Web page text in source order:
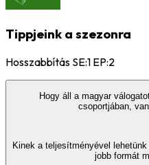
Tippjeink a szezonra
Hosszabbítás SE:1 EP:2
Hogy áll a magyar
csoportjában,
Kinek a teljesítményével
jobb formát